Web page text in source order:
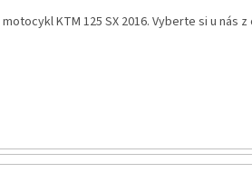
KTM 125 SX 2016. Vyberte si u nás